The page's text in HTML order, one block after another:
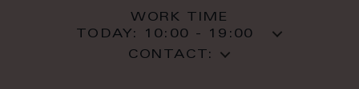
WORK TIME
TODAY:
10:00 - 19:00
CONTACT: